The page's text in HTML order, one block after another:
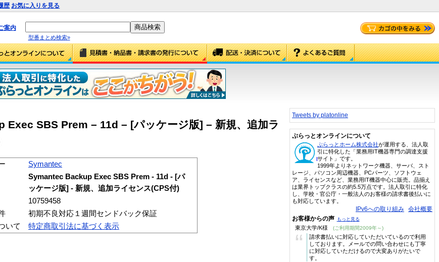
歴 お気に入りを見る
案内
型番まとめ検索»
SBS Prem – 11d – [パッケージ版] – 新規、追加ラ
Symantec
Symantec Backup Exec SBS Prem - 11d - [パ
ッケージ版] - 新規、追加ライセンス(CPS付)
10759458
初期不良対応１週間センドバック保証
いて
特定商取引法に基づく表示
Tweets by platonline
ぷらっとオンラインについて
ぷらっとホーム株式会社が運用する、法人取
引に特化した「業務用IT機器専門の調達支援
サイト」です。
1999年よりネットワーク機器、サーバ、スト
レージ、パソコン周辺機器、PCパーツ、ソフトウェ
ア、ライセンスなど、業務用IT機器中心に販売。品揃え
は業界トップクラスの約5.5万点です。法人取引に特化
し、学校・官公庁・一般法人のお客様の請求書後払いに
も対応しています。
IPv6への取り組み 会社概要
お客様からの声 もっと見る
東京大学/K様 (ご利用期間2009年～)
“
請求書払いに対応していただいているので利用
しております。メールでの問い合わせにも丁寧
に対応していただけるので大変ありがたいで
す。